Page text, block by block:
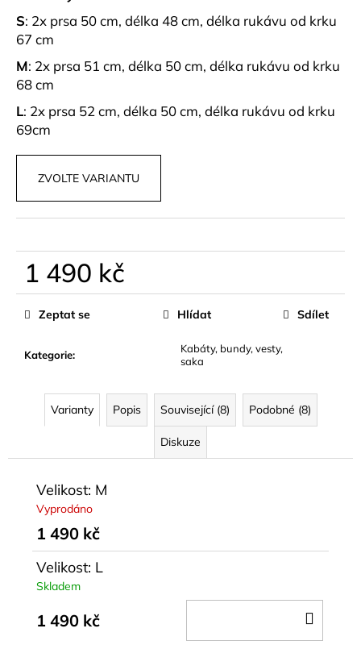
S: 2x prsa 50 cm, délka 48 cm, délka rukávu od krku
67 cm
M: 2x prsa 51 cm, délka 50 cm, délka rukávu od krku
68 cm
L: 2x prsa 52 cm, délka 50 cm, délka rukávu od krku
69cm
ZVOLTE VARIANTU
1 490 kč
Měrná
Kategorie:
Kabáty, bundy, vesty,
saka
Zeptat se Hlídat Sdílet
Varianty Popis Související (8) Podobné (8)
Diskuze
Velikost: M
Vyprodáno
1 490 kč
Velikost: L
Skladem
1 490 kč
e
POHODLNÉ
KALHOTY
S
ROZPARKY
WINSLET
499
kč